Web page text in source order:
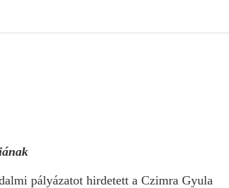
pályázatot hirdetett a Czimra Gyula